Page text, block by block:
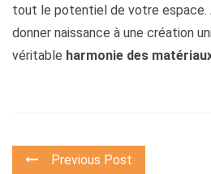
tout le potentiel de votre espace.
donner naissance à une création
véritable harmonie des
Previous Post